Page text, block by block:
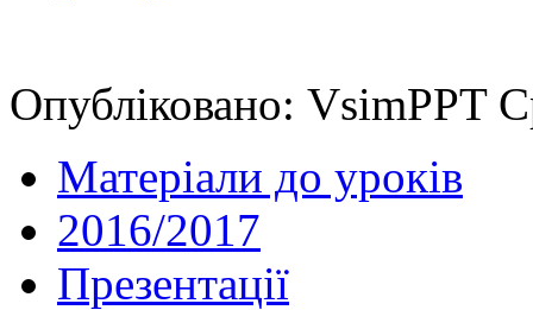
Опубліковано: VsimPPT
Матеріали до уроків
2016/2017
Презентації